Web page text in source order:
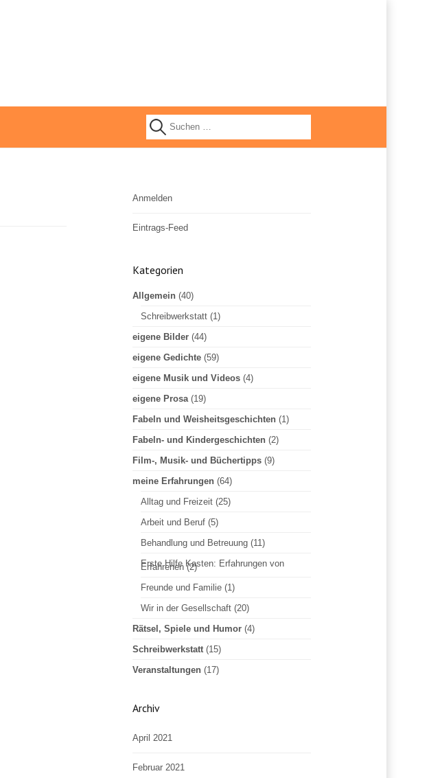
S
e
n
n
a
c
h
:
Anmelden
Eintrags-Feed
Kategorien
Allgemein (40)
Schreibwerkstatt (1)
eigene Bilder (44)
eigene Gedichte (59)
eigene Musik und Videos (4)
eigene Prosa(19)
Fabeln und Weisheitsgeschichten (1)
Fabeln- und Kindergeschichten (2)
Film-, Musik- und Büchertipps (9)
meine Erfahrungen (64)
Alltag und Freizeit (25)
Arbeit und Beruf (5)
Behandlung und Betreuung (11)
Erste Hilfe Kasten: Erfahrungen von
Erfahrenen (2)
Freunde und Familie (1)
Wir in der Gesellschaft (20)
Rätsel, Spiele und Humor (4)
Schreibwerkstatt (15)
Veranstaltungen (17)
Archiv
April 2021
Februar 2021